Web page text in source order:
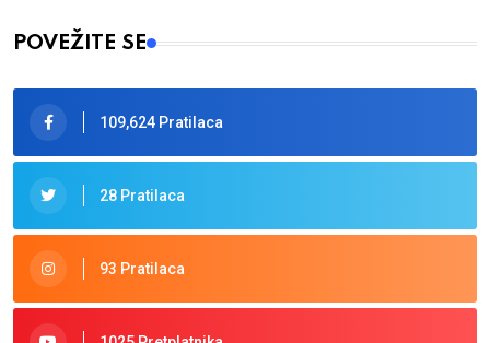
POVEŽITE SE
109,624 Pratilaca
28 Pratilaca
93 Pratilaca